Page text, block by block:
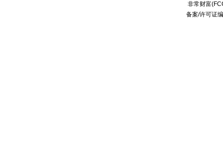
非常财富
备案/许可证